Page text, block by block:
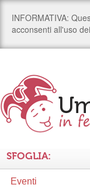
SFOGLIA:
Eventi